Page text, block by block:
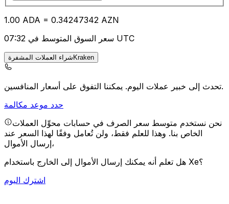
1.00 ADA = 0.34247342 AZN
سعر السوق المتوسط في 07:32 UTC
شراء العملات المشفرةKraken
تحدث إلى خبير عملات اليوم.يمكننا التفوق على أسعار المنافسين.
حدد موعد مكالمة
نحن نستخدم متوسط سعر الصرف في حسابات محوِّل العملات
الخاص بنا. وهذا للعلم فقط، ولن تُعامل وفقًا لهذا السعر عند
إرسال الأموال،
هل تعلم أنه يمكنك إرسال الأموال إلى الخارج باستخدام Xe؟
اشترك اليوم